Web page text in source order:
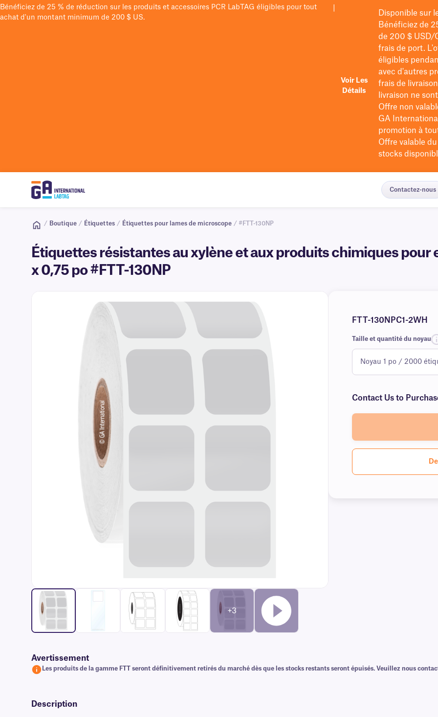
Bénéficiez de 25 % de réduction sur les produits et accessoires PCR LabTAG éligibles pour tout
achat d'un montant minimum de 200 $ US.
Voir Les
Détails
Disponible sur
Bénéficiez de
de 200 $USD/
frais de port.
éligibles
avec d'autres
frais de
livraison ne
Offre non
GA
promotion à
Offre valable
stocks
Contactez-nous
/ Boutique / Étiquettes / Étiquettes pour lames de microscope / #FTT-130NP
Étiquettes résistantes au xylène et aux produits chimiques pour
x 0,75 po #FTT-130NP
+3
FTT-130NPC1-2WH
Taille et quantité du noyau
Contact Us to
Avertissement
Les produits de la gamme FTT seront définitivement retirés du marché dès que les stocks restants seront épuisés. Veuillez nous
Description